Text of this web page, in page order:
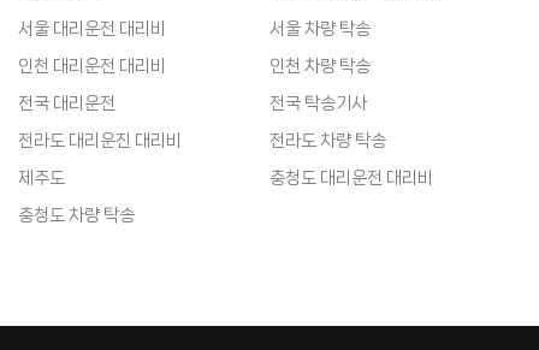
서울 대리운전 대리비
서울 차량 탁송
인천 대리운전 대리비
인천 차량 탁송
전국 대리운전
전국 탁송기사
전라도 대리운진 대리비
전라도 차량 탁송
제주도
충청도 대리운전 대리비
충청도 차량 탁송